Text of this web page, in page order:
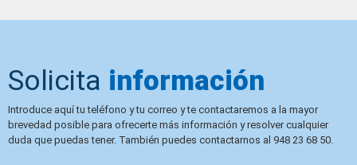
Solicita información
Introduce aquí tu teléfono y tu correo y te contactaremos a la mayor
brevedad posible para ofrecerte más información y resolver cualquier
duda que puedas tener. También puedes contactarnos al 948 23 68 50.